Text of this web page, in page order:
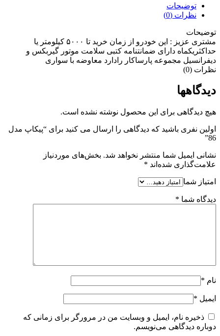
توضیحات
نظرات (0)
توضیحات
مشتری عزیز : این خودرو از زمان خرید تا ۵۰۰۰ کیلومتر یا
حداکثریکماه دارای ضمانتنامه کتبی سلامت موتور گیربکس و
دیفرانسیل مجموعه پارساکار رادارد معاوضه با سواری
نظرات (0)
دیدگاهها
هیچ دیدگاهی برای این محصول نوشته نشده است.
اولین نفری باشید که دیدگاهی را ارسال می کنید برای “پیکاپ مدل
86”
نشانی ایمیل شما منتشر نخواهد شد. بخش‌های موردنیاز
علامت‌گذاری شده‌اند *
امتیاز شما
دیدگاه شما *
نام *
ایمیل *
ذخیره نام، ایمیل و وبسایت من در مرورگر برای زمانی که
دوباره دیدگاهی می‌نویسم.